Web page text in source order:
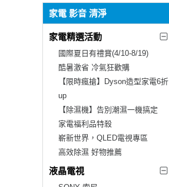
家電 影音 清淨
家電精選活動
國際夏日有禮賞(4/10-8/19)
酷暑激省 冷氣狂歡購
【限時瘋搶】Dyson造型家電6折
up
【除濕機】告別潮濕一機搞定
家電福利品特殺
嶄新世界，QLED電視專區
高效除濕 好物推薦
液晶電視